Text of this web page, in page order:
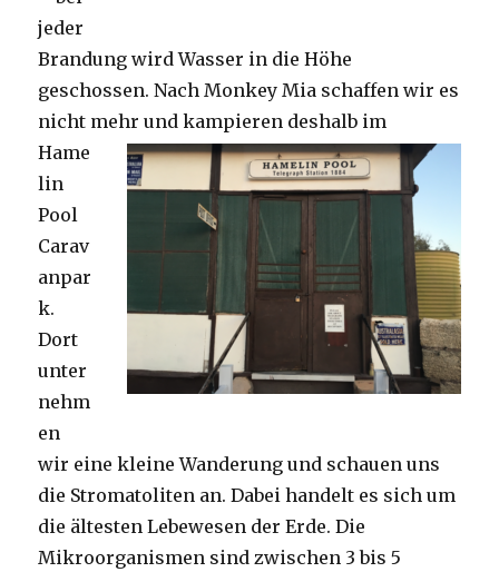
jeder
Brandung wird Wasser in die Höhe
geschossen. Nach Monkey Mia schaffen wir es
nicht mehr und kampieren deshalb im
Hame
lin
Pool
Carav
anpar
k.
Dort
unter
nehm
en
wir eine kleine Wanderung und schauen uns
die Stromatoliten an. Dabei handelt es sich um
die ältesten Lebewesen der Erde. Die
Mikroorganismen sind zwischen 3 bis 5